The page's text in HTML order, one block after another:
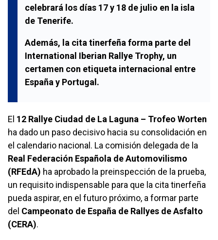
celebrará los días 17 y 18 de julio en la isla
de Tenerife.
Además, la cita tinerfeña forma parte del
International Iberian Rallye Trophy, un
certamen con etiqueta internacional entre
España y Portugal.
El 12 Rallye Ciudad de La Laguna – Trofeo Worten
ha dado un paso decisivo hacia su consolidación en
el calendario nacional. La comisión delegada de la
Real Federación Española de Automovilismo
(RFEdA) ha aprobado la preinspección de la prueba,
un requisito indispensable para que la cita tinerfeña
pueda aspirar, en el futuro próximo, a formar parte
del Campeonato de España de Rallyes de Asfalto
(CERA).